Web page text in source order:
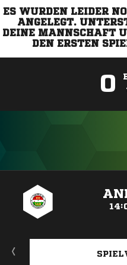
ES WURDEN LEIDER
ANGELEGT.
DEINE MANNSCHAFT
DEN ERSTEN
0